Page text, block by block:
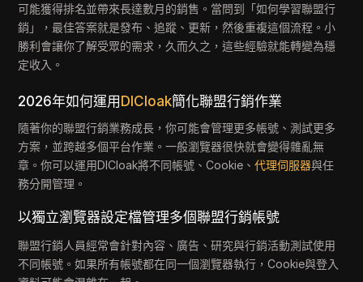
可能獲得排名並帶來長達數月的銷售。當問到「如何學習聯盟行
銷」，最佳答案就是發布、追蹤、更新，然後重複這個流程。小
勝利會讓你了解受眾的需求，久而久之，這些經驗就能轉變為穩
定收入。
2026年如何運用DICloak簡化聯盟行銷作業
隨著你的聯盟行銷業務成長，你可能會管理更多帳號、測試更多
方案，並跨越多個平台作業。一般瀏覽器很快就會變得雜亂無
章。你可以運用DICloak將不同帳號、Cookie、代理伺服器與任
務分開管理。
以獨立瀏覽器設定檔管理多個聯盟行銷帳號
聯盟行銷人員經常會針對內容、廣告、研究與行銷活動測試使用
不同帳號。如果所有帳號都在同一個瀏覽器執行，Cookie與登入